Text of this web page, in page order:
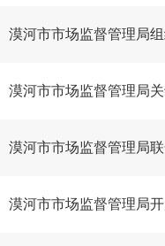
漠河市市场监督管理局
漠河市市场监督管理局
漠河市市场监督管理局
漠河市市场监督管理局